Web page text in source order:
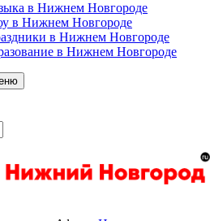
в Нижнем Новгороде
в Нижнем Новгороде
в Нижнем Новгороде
в Нижнем Новгороде